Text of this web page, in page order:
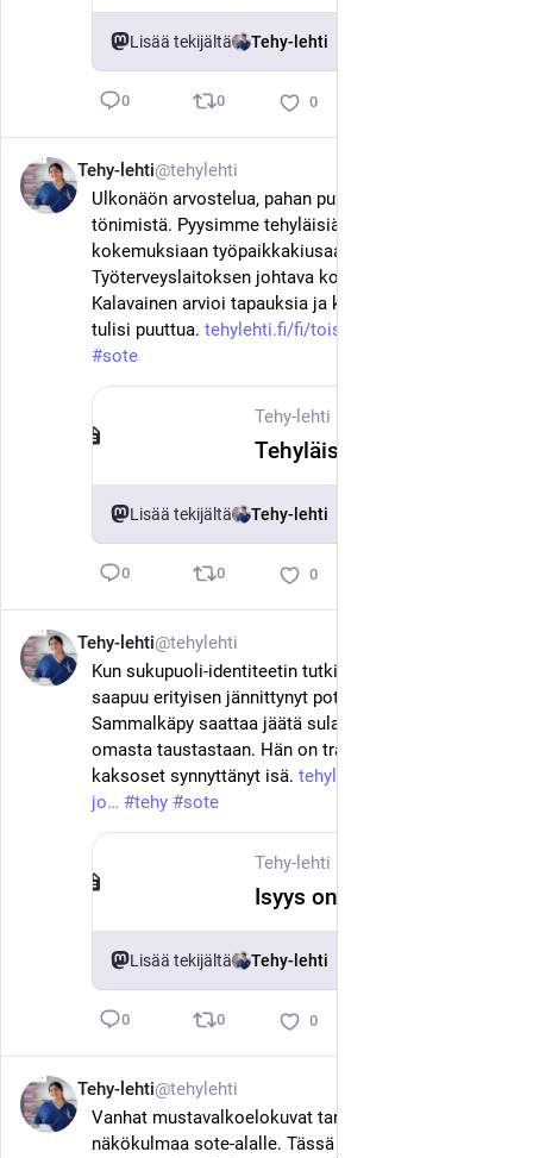
Lisää tekijältä Tehy-lehti
0 0 0
Tehy-lehti@tehylehti
Ulkonäön arvostelua, pahan puhumista ja jopa
tönimistä. Pyysimme tehyläisiä kertomaan
kokemuksiaan työpaikkakiusaamisesta.
Työterveyslaitoksen johtava konsultti Susanna
Kalavainen arvioi tapauksia ja kertoo, miten niihin
tulisi puuttua. tehylehti.fi/fi/toissa/mustama
#sote
Tehy-lehti
Lisää tekijältä Tehy-lehti
0 0 0
Tehy-lehti@tehylehti
Kun sukupuoli-identiteetin tutkimuspoliklinikalle
saapuu erityisen jännittynyt potilas, Nooa
Sammalkäpy saattaa jäätä sulattaakseen kertoa
omasta taustastaan. Hän on transmies – ja
kaksoset synnyttänyt isä. tehylehti.fi/fi/ihmiset/isa-
jo
#tehy #sote
Tehy-lehti
Lisää tekijältä Tehy-lehti
0 0 0
Tehy-lehti@tehylehti
Vanhat mustavalkoelokuvat tarjoavat aikakautensa
näkökulmaa sote-alalle. Tässä Tehy-lehden vinkit, ole